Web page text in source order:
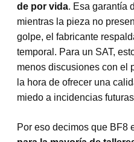
de por vida. Esa garantía
mientras la pieza no
golpe, el fabricante
temporal. Para un SAT,
menos discusiones con el
la hora de ofrecer una
miedo a incidencias
Por eso decimos que BF8